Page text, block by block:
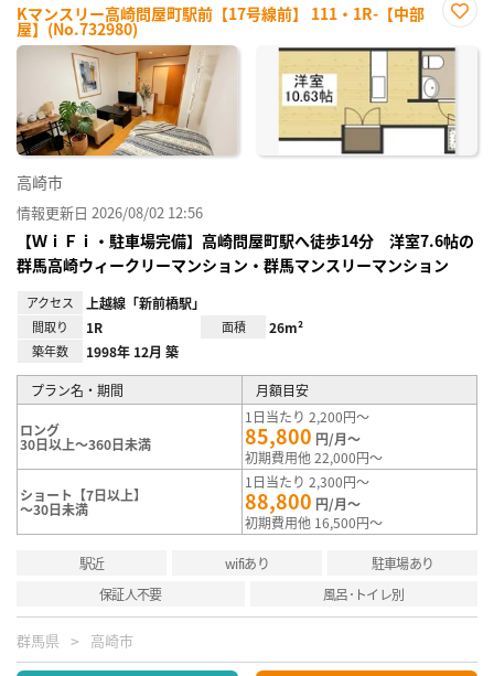
Kマンスリー高崎問屋町駅前【17号線前】 111・1R-【中部
屋】(No.732980)
に入
り登
高崎市
情報更新日 2026/08/02 12:56
【ＷｉＦｉ・駐車場完備】高崎問屋町駅へ徒歩14分 洋室7.6帖の
群馬高崎ウィークリーマンション・群馬マンスリーマンション
アクセス 上越線「新前橋駅」
間取り 1R 面積 26m²
築年数 1998年 12月 築
プラン名・期間 月額目安
ロング
30日以上～360日未満
1日当たり 2,200円～
85,800 円/月～
初期費用他 22,000円～
ショート【7日以上】
～30日未満
1日当たり 2,300円～
88,800 円/月～
初期費用他 16,500円～
駅近 wifiあり
駐車場あり
保証人不要
風呂･トイレ別
群馬県 高崎市